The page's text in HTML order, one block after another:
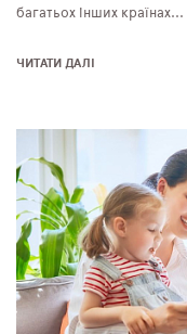
багатьох інших країнах...
ЧИТАТИ ДАЛІ